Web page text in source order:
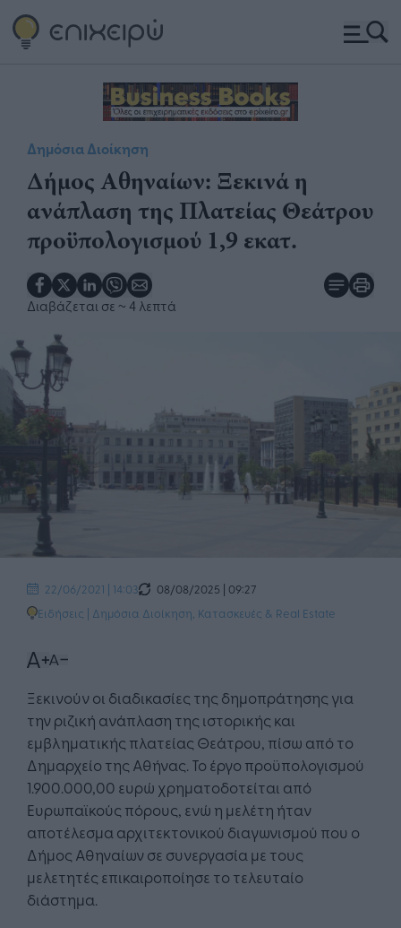
Δημόσια Διοίκηση
Δήμος Αθηναίων: Ξεκινά η
ανάπλαση της Πλατείας Θεάτρου
προϋπολογισμού 1,9 εκατ.
Διαβάζεται σε ~ 4 λεπτά
22/06/2021 | 14:03
08/08/2025 | 09:27
Ειδήσεις | Δημόσια Διοίκηση Κατασκευές & Real Estate
Ξεκινούν οι διαδικασίες της δημοπράτησης για
την ριζική ανάπλαση της ιστορικής και
εμβληματικής πλατείας Θεάτρου, πίσω από το
Δημαρχείο της Αθήνας. Το έργο προϋπολογισμού
1.900.000,00 ευρώ χρηματοδοτείται από
Ευρωπαϊκούς πόρους, ενώ η μελέτη ήταν
αποτέλεσμα αρχιτεκτονικού διαγωνισμού που ο
Δήμος Αθηναίων σε συνεργασία με τους
μελετητές επικαιροποίησε το τελευταίο
διάστημα.